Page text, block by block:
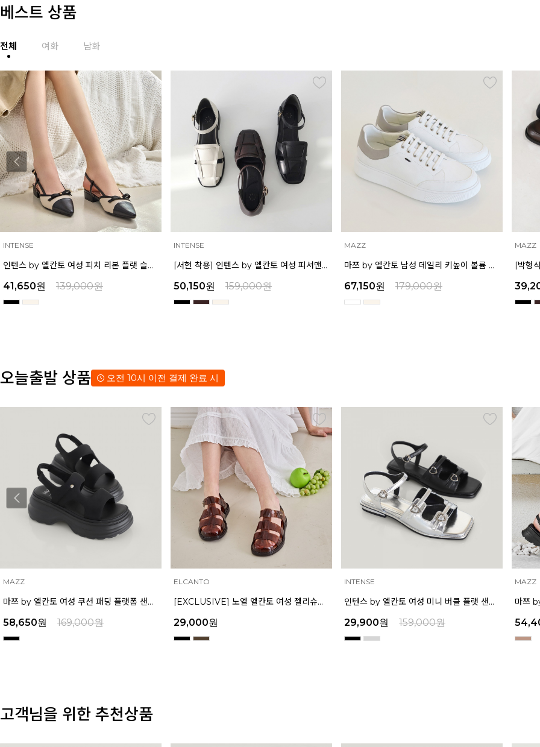
베스트 상품
전체 여화 남화
INTENSE
[서현 착용] 인텐스 by 엘칸토 여성 피셔맨 오픈슈즈 2.5cm LCWO85I513
50,150원 159,000원
MAZZ
마쯔 by 엘칸토 남성 데일리 키높이 볼륨 컵솔 스니커즈 3.5cm LCMS60M613
67,150원 179,000원
MAZZ
39,200원 129,000원
MAZZ
오늘출발 상품 오전 10시 이전 결제 완료 시
ELCANTO
[EXCLUSIVE] 노엘 엘칸토 여성 젤리슈즈 2.3cm LCWW01U626
29,000원
INTENSE
인텐스 by 엘칸토 여성 미니 버클 플랫 샌들 1.5cm LCWW04I626
29,900원
MAZZ
마쯔 by 엘칸토 여성 링크 장식 플랫폼 샌들 6cm LCWW50M626
54,400원 169,000원
MAZZ
고객님을 위한 추천상품